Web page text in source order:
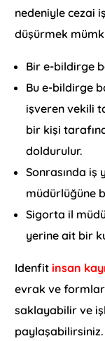
nedeniyle cezai
düşürmek
Bir e-bildirge
Bu e-bildirge
işveren vekili
bir kişi
doldurulur.
Sonrasında
müdürlüğüne
Sigorta il
yerine ait bir
Idenfitinsan
evrak ve
saklayabilir ve
paylaşabilirsiniz.